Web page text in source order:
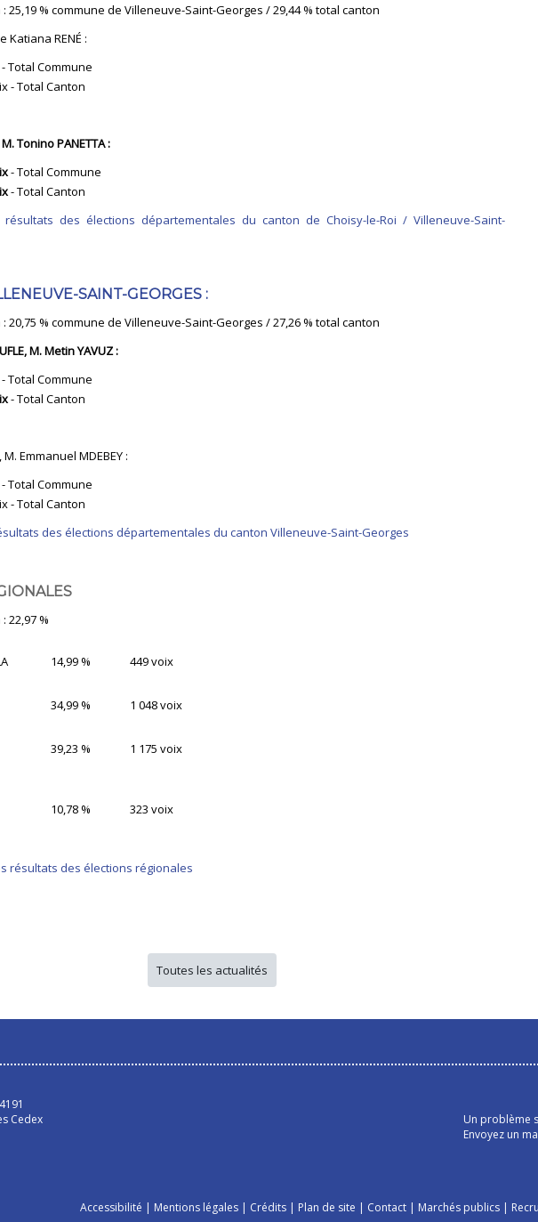
25,19 % commune de Villeneuve-Saint-Georges / 29,44 % total canton
Katiana RENÉ :
Total Commune
- Total Canton
Tonino PANETTA :
- Total Commune
- Total Canton
des élections départementales du canton de Choisy-le-Roi / Villeneuve-Saint-
SAINT-GEORGES :
20,75 % commune de Villeneuve-Saint-Georges / 27,26 % total canton
M. Metin YAVUZ :
Total Commune
- Total Canton
Emmanuel MDEBEY :
Total Commune
- Total Canton
des élections départementales du canton Villeneuve-Saint-Georges
22,97 %
14,99 % 449 voix
34,99 % 1 048 voix
39,23 % 1 175 voix
10,78 % 323 voix
résultats des élections régionales
Toutes les actualités
Cedex
Un problème
Envoyez un
Accessibilité | Mentions légales| Crédits| Plan de site | Contact| Marchés publics|